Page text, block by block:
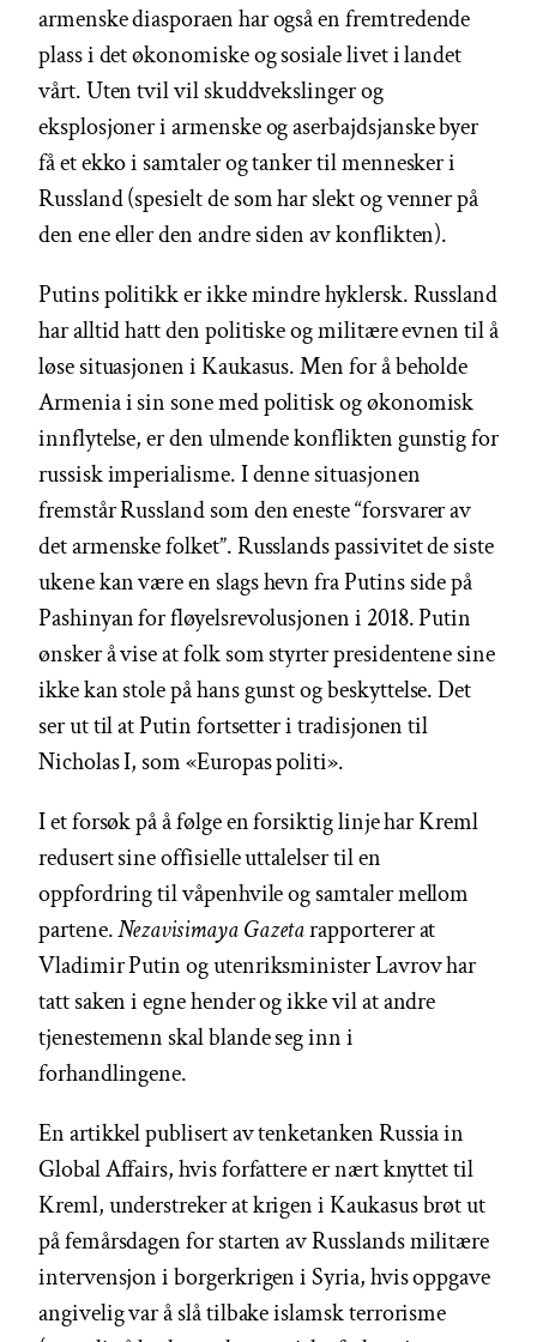
armenske diasporaen har også en fremtredende
plass i det økonomiske og sosiale livet i landet
vårt. Uten tvil vil skuddvekslinger og
eksplosjoner i armenske og aserbajdsjanske byer
få et ekko i samtaler og tanker til mennesker i
Russland (spesielt de som har slekt og venner på
den ene eller den andre siden av konflikten).
Putins politikk er ikke mindre hyklersk. Russland
har alltid hatt den politiske og militære evnen til å
løse situasjonen i Kaukasus. Men for å beholde
Armenia i sin sone med politisk og økonomisk
innflytelse, er den ulmende konflikten gunstig for
russisk imperialisme. I denne situasjonen
fremstår Russland som den eneste “forsvarer av
det armenske folket”. Russlands passivitet de siste
ukene kan være en slags hevn fra Putins side på
Pashinyan for fløyelsrevolusjonen i 2018. Putin
ønsker å vise at folk som styrter presidentene sine
ikke kan stole på hans gunst og beskyttelse. Det
ser ut til at Putin fortsetter i tradisjonen til
Nicholas I, som «Europas politi».
I et forsøk på å følge en forsiktig linje har Kreml
redusert sine offisielle uttalelser til en
oppfordring til våpenhvile og samtaler mellom
partene.Nezavisimaya Gazetarapporterer at
Vladimir Putin og utenriksminister Lavrov har
tatt saken i egne hender og ikke vil at andre
tjenestemenn skal blande seg inn i
forhandlingene.
En artikkel publisert av tenketanken Russia in
Global Affairs, hvis forfattere er nært knyttet til
Kreml, understreker at krigen i Kaukasus brøt ut
på femårsdagen for starten av Russlands militære
intervensjon i borgerkrigen i Syria, hvis oppgave
angivelig var å slå tilbake islamsk terrorisme